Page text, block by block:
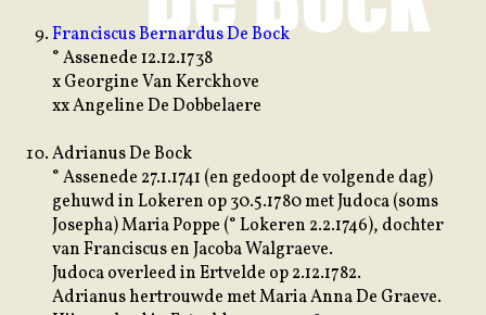
Franciscus Bernardus De Bock
° Assenede 12.12.1738
x Georgine Van Kerckhove
xx Angeline De Dobbelaere
Adrianus De Bock
° Assenede 27.1.1741 (en gedoopt de volgende dag)
gehuwd in Lokeren op 30.5.1780 met Judoca (soms
Josepha) Maria Poppe (° Lokeren 2.2.1746), dochter
van Franciscus en Jacoba Walgraeve.
Judoca overleed in Ertvelde op 2.12.1782.
Adrianus hertrouwde met Maria Anna De Graeve.